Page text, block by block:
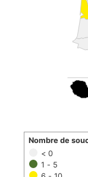
< 0
1 - 5
Nombre de